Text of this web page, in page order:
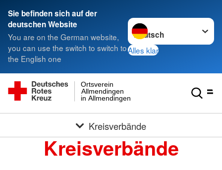
Sie befinden sich auf der
deutschen Website
You are on the German website,
you can use the switch to switch to
the English one
Sprache wechseln zu
Alles klar
in Allmendingen
Allmendingen
Ortsverein
Kreisverbände
Kreisverbände